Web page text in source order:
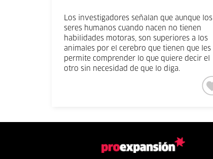
Los investigadores señalan que aunque los
seres humanos cuando nacen no tienen
habilidades motoras, son superiores a los
animales por el cerebro que tienen que les
permite comprender lo que quiere decir el
otro sin necesidad de que lo diga.